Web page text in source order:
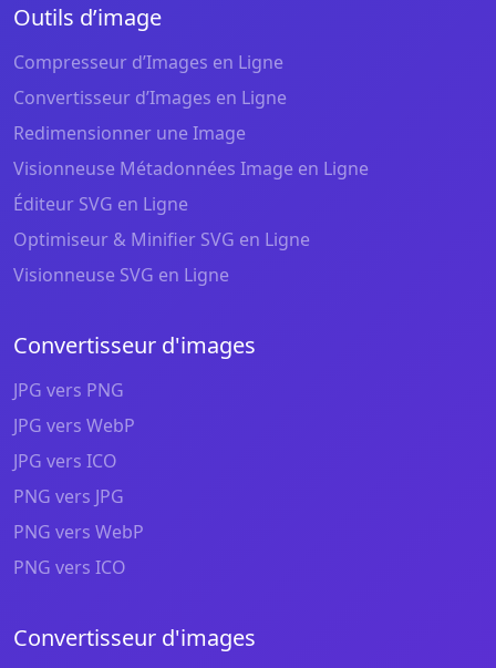
Outils d’image
Compresseur d’Images en Ligne
Convertisseur d’Images en Ligne
Redimensionner une Image
Visionneuse Métadonnées Image en Ligne
Éditeur SVG en Ligne
Optimiseur & Minifier SVG en Ligne
Visionneuse SVG en Ligne
Convertisseur d'images
JPG vers PNG
JPG vers WebP
JPG vers ICO
PNG vers JPG
PNG vers WebP
PNG vers ICO
Convertisseur d'images